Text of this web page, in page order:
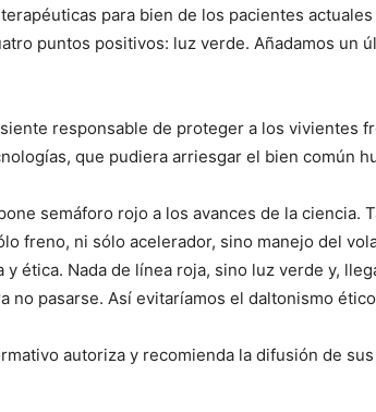
para bien de los pacientes
puntos positivos: luz verde. Añadamos un
responsable de proteger a los vivientes
que pudiera arriesgar el bien común
semáforo rojo a los avances de la ciencia.
freno, ni sólo acelerador, sino manejo del
y ética. Nada de línea roja, sino luz verde y,
no pasarse. Así evitaríamos el daltonismo
autoriza y recomienda la difusión de